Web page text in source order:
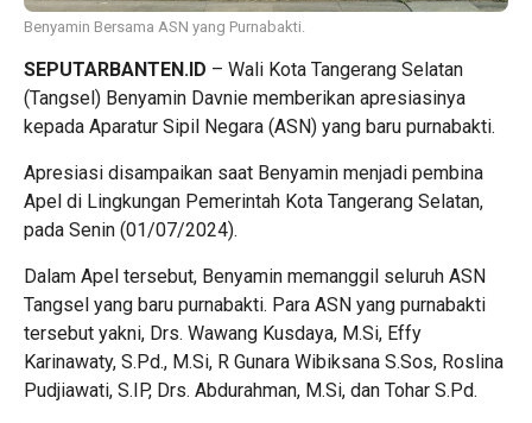
Benyamin Bersama ASN yang Purnabakti.
SEPUTARBANTEN.ID – Wali Kota Tangerang Selatan
(Tangsel) Benyamin Davnie memberikan apresiasinya
kepada Aparatur Sipil Negara (ASN) yang baru purnabakti.
Apresiasi disampaikan saat Benyamin menjadi pembina
Apel di Lingkungan Pemerintah Kota Tangerang Selatan,
pada Senin (01/07/2024).
Dalam Apel tersebut, Benyamin memanggil seluruh ASN
Tangsel yang baru purnabakti. Para ASN yang purnabakti
tersebut yakni, Drs. Wawang Kusdaya, M.Si, Effy
Karinawaty, S.Pd., M.Si, R Gunara Wibiksana S.Sos, Roslina
Pudjiawati, S.IP, Drs. Abdurahman, M.Si, dan Tohar S.Pd.